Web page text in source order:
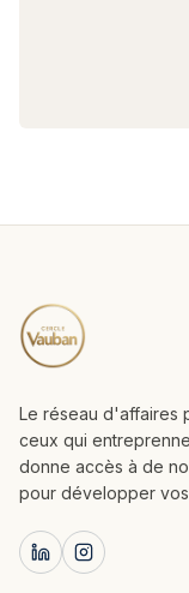
Le réseau d'affaires
ceux qui
donne accès à de
pour développer